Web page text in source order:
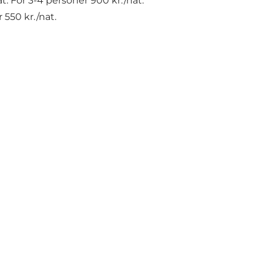
550 kr./nat.